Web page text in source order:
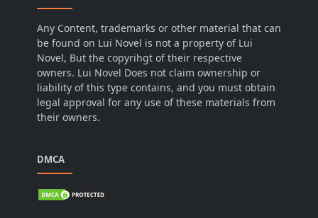
Any Content, trademarks or other material that can
be found on Lui Novel is not a property of Lui
Novel, But the copyrihgt of their respective
owners. Lui Novel Does not claim ownership or
liability of this type contains, and you must obtain
legal approval for any use of these materials from
their owners.
DMCA